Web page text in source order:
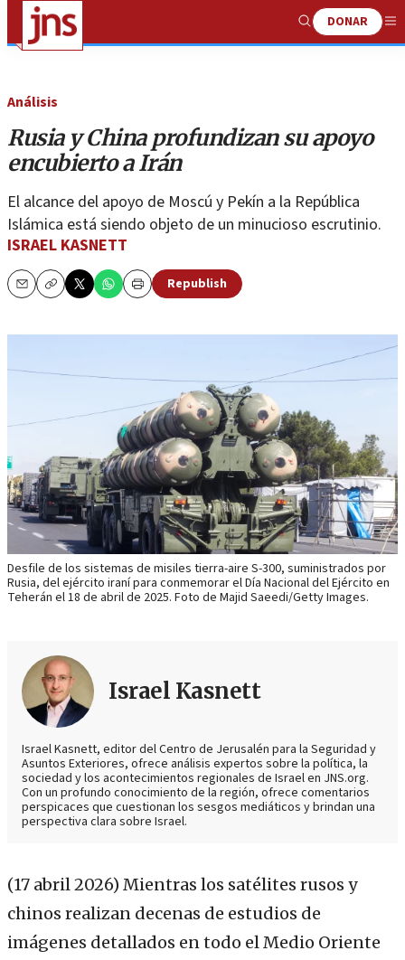
Show
Search
DONAR
Análisis
Rusia y China profundizan su apoyo
encubierto a Irán
El alcance del apoyo de Moscú y Pekín a la República
Islámica está siendo objeto de un minucioso escrutinio.
ISRAEL KASNETT
EmailCopy Print
Republish
Desfile de los sistemas de misiles tierra-aire S-300, suministrados por
Rusia, del ejército iraní para conmemorar el Día Nacional del Ejército en
Teherán el 18 de abril de 2025. Foto de Majid Saeedi/Getty Images.
Israel Kasnett
Israel Kasnett, editor del Centro de Jerusalén para la Seguridad y
Asuntos Exteriores, ofrece análisis expertos sobre la política, la
sociedad y los acontecimientos regionales de Israel en JNS.org.
Con un profundo conocimiento de la región, ofrece comentarios
perspicaces que cuestionan los sesgos mediáticos y brindan una
perspectiva clara sobre Israel.
(17 abril 2026) Mientras los satélites rusos y
chinos realizan decenas de estudios de
imágenes detallados en todo el Medio Oriente